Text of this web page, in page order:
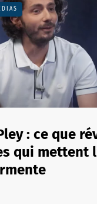
: ce que
qui mettent